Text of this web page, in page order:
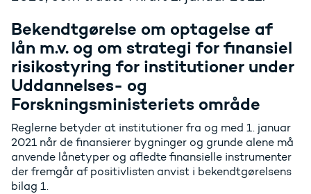
Bekendtgørelse om optagelse af
lån m.v. og om strategi for finansiel
risikostyring for institutioner under
Uddannelses- og
Forskningsministeriets område
Reglerne betyder at institutioner fra og med 1. januar
2021 når de finansierer bygninger og grunde alene må
anvende lånetyper og afledte finansielle instrumenter
der fremgår af positivlisten anvist i bekendtgørelsens
bilag 1.